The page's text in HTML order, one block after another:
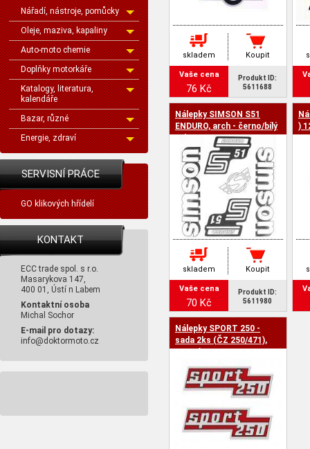
Nářadí, nástroje, pomůcky
Oleje, maziva, kapaliny
Auto-moto chemie
Doplňky motorkáře
Katalogy, literatura,
kalendáře
Bazar, různé
Energie, zdraví
SERVISNÍ PRÁCE
GO klikových hřídelí
KONTAKT
ECC trade spol. s r.o.
Masarykova 147,
400 01, Ústí n Labem
Kontaktní osoba
Michal Sochor
E-mail pro dotazy:
info@doktormoto.cz
skladem Koupit
Vaše cena
76 Kč
Produkt ID:
5611688
Nálepky SIMSON S51
ENDURO, arch - černo/bílý
orig.vzor IFA
skladem Koupit
Vaše cena
70 Kč
Produkt ID:
5611980
)
Nálepky SPORT 250 -
sada 2ks (ČZ 250/471),